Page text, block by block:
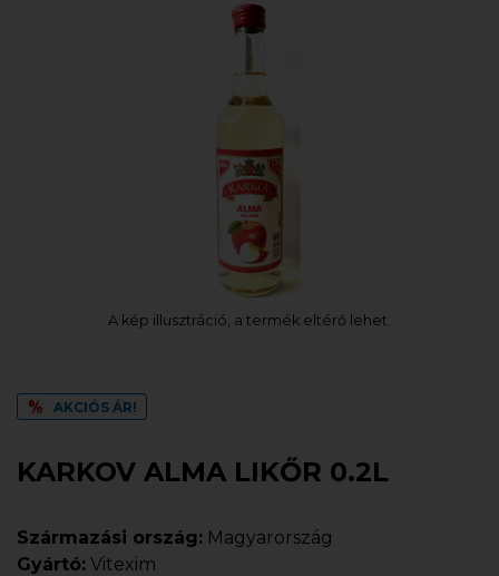
A kép illusztráció, a termék eltérő lehet.
AKCIÓS ÁR!
KARKOV ALMA LIKŐR 0.2L
Származási ország: Magyarország
Gyártó: Vitexim